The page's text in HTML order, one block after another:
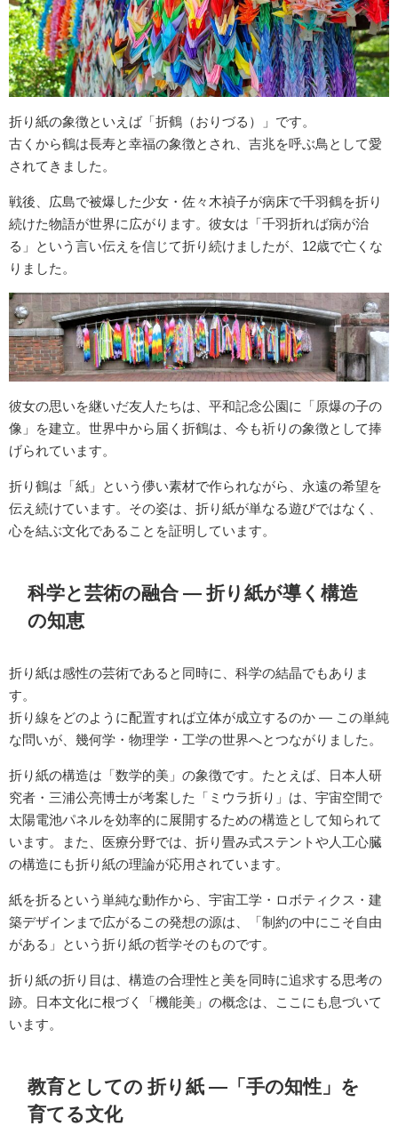
折り紙の象徴といえば「折鶴（おりづる）」です。
古くから鶴は長寿と幸福の象徴とされ、吉兆を呼ぶ鳥として愛
されてきました。
戦後、広島で被爆した少女・佐々木禎子が病床で千羽鶴を折り
続けた物語が世界に広がります。彼女は「千羽折れば病が治
る」という言い伝えを信じて折り続けましたが、12歳で亡くな
りました。
彼女の思いを継いだ友人たちは、平和記念公園に「原爆の子の
像」を建立。世界中から届く折鶴は、今も祈りの象徴として捧
げられています。
折り鶴は「紙」という儚い素材で作られながら、永遠の希望を
伝え続けています。その姿は、折り紙が単なる遊びではなく、
心を結ぶ文化であることを証明しています。
科学と芸術の融合 ― 折り紙が導く構造
の知恵
折り紙は感性の芸術であると同時に、科学の結晶でもありま
す。
折り線をどのように配置すれば立体が成立するのか ― この単純
な問いが、幾何学・物理学・工学の世界へとつながりました。
折り紙の構造は「数学的美」の象徴です。たとえば、日本人研
究者・三浦公亮博士が考案した「ミウラ折り」は、宇宙空間で
太陽電池パネルを効率的に展開するための構造として知られて
います。また、医療分野では、折り畳み式ステントや人工心臓
の構造にも折り紙の理論が応用されています。
紙を折るという単純な動作から、宇宙工学・ロボティクス・建
築デザインまで広がるこの発想の源は、「制約の中にこそ自由
がある」という折り紙の哲学そのものです。
折り紙の折り目は、構造の合理性と美を同時に追求する思考の
跡。日本文化に根づく「機能美」の概念は、ここにも息づいて
います。
教育としての 折り紙 ―「手の知性」を
育てる文化